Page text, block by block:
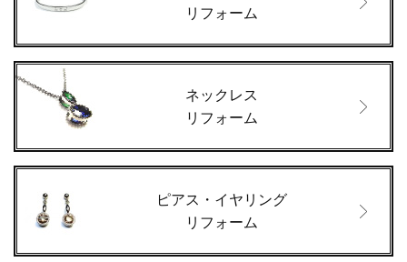
リフォーム
ネックレス
リフォーム
ピアス・イヤリング
リフォーム